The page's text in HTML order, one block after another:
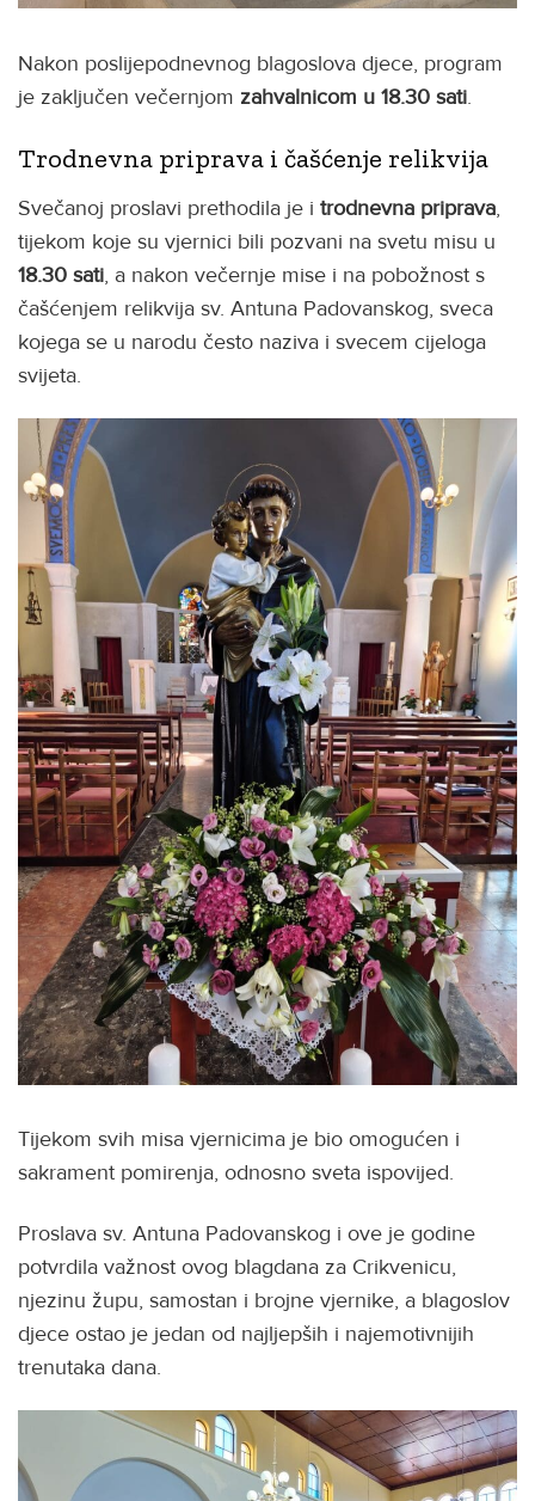
Nakon poslijepodnevnog blagoslova djece, program
je zaključen večernjom zahvalnicom u 18.30 sati.
Trodnevna priprava i čašćenje relikvija
Svečanoj proslavi prethodila je i trodnevna priprava,
tijekom koje su vjernici bili pozvani na svetu misu u
18.30 sati, a nakon večernje mise i na pobožnost s
čašćenjem relikvija sv. Antuna Padovanskog, sveca
kojega se u narodu često naziva i svecem cijeloga
svijeta.
Tijekom svih misa vjernicima je bio omogućen i
sakrament pomirenja, odnosno sveta ispovijed.
Proslava sv. Antuna Padovanskog i ove je godine
potvrdila važnost ovog blagdana za Crikvenicu,
njezinu župu, samostan i brojne vjernike, a blagoslov
djece ostao je jedan od najljepših i najemotivnijih
trenutaka dana.